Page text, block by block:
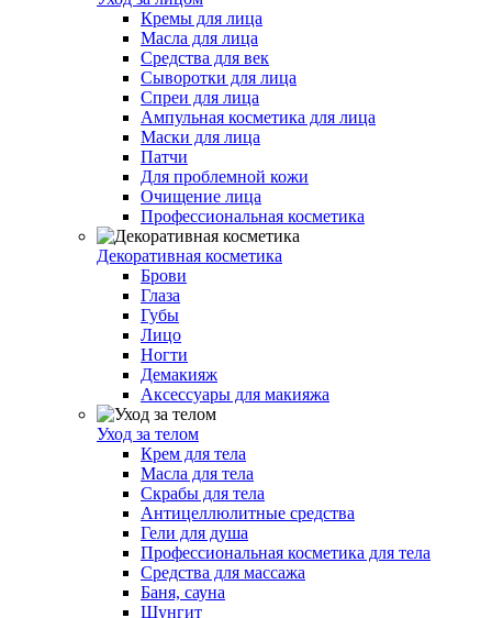
Кремы для лица
Масла для лица
Средства для век
Сыворотки для лица
Спреи для лица
Ампульная косметика для лица
Маски для лица
Патчи
Для проблемной кожи
Очищение лица
Профессиональная косметика
Декоративная косметика
Брови
Глаза
Губы
Лицо
Ногти
Демакияж
Аксессуары для макияжа
Уход за телом
Крем для тела
Масла для тела
Скрабы для тела
Антицеллюлитные средства
Гели для душа
Профессиональная косметика для тела
Средства для массажа
Баня, сауна
Шунгит